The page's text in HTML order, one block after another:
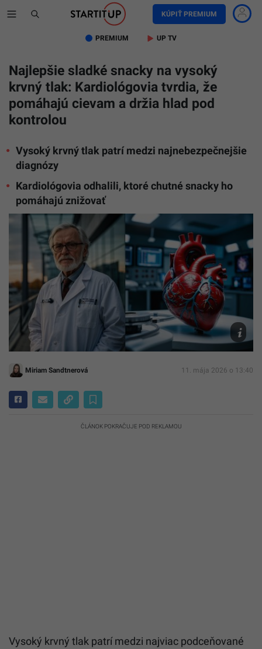
KÚPIŤ PREMIUM
PREMIUM UP TV
Najlepšie sladké snacky na vysoký
krvný tlak: Kardiológovia tvrdia, že
pomáhajú cievam a držia hlad pod
kontrolou
Vysoký krvný tlak patrí medzi najnebezpečnejšie
diagnózy
Kardiológovia odhalili, ktoré chutné snacky ho
pomáhajú znižovať
AI
Miriam Sandtnerová 11. mája 2026 o 13:40
ČLÁNOK POKRAČUJE POD REKLAMOU
Vysoký krvný tlak patrí medzi najviac podceňované